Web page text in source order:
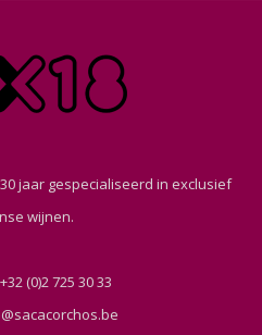
jaar gespecialiseerd in exclusief
wijnen.
+32 (0)2 725 30 33